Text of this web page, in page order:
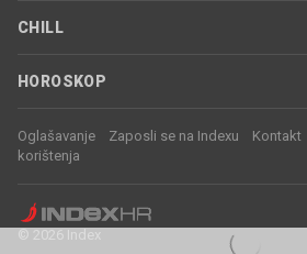
CHILL
HOROSKOP
Oglašavanje Zaposli se na Indexu Kontakt
korištenja
© 2026 Index